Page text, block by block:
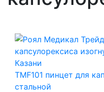
TMF101 пинцет для
стальной